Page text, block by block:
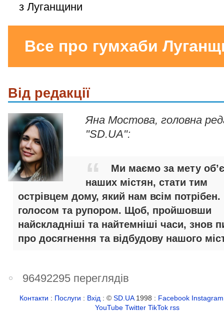
з Луганщини
Все про гумхаби
Від редакції
Яна Мостова, головна
"SD.UA":
Ми маємо за мету
наших містян, стати тим
острівцем дому, який нам всім потрібен.
голосом та рупором. Щоб, пройшовши
найскладніші та найтемніші часи, знов
про досягнення та відбудову нашого
96492295 переглядів
Контакти : Послуги : Вхід : ©SD.UA1998 : Facebook Instagram
YouTube Twitter TikTok rss